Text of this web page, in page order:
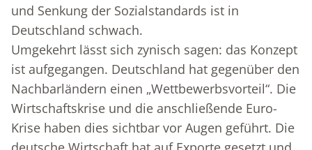
und Senkung der Sozialstandards ist in
Deutschland schwach.
Umgekehrt lässt sich zynisch sagen: das Konzept
ist aufgegangen. Deutschland hat gegenüber den
Nachbarländern einen „Wettbewerbsvorteil“. Die
Wirtschaftskrise und die anschließende Euro-
Krise haben dies sichtbar vor Augen geführt. Die